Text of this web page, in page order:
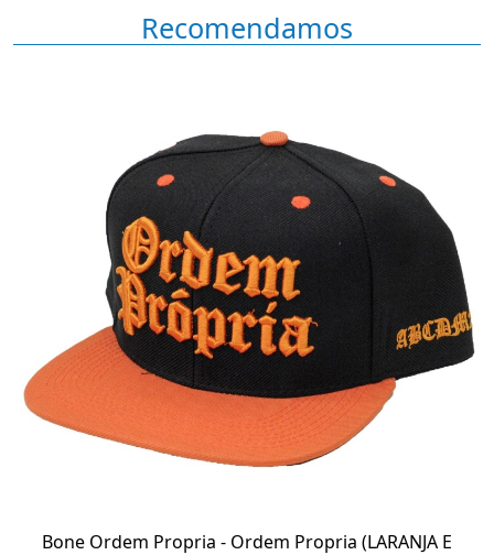
Recomendamos
Bone Ordem Propria - Ordem Propria (LARANJA E